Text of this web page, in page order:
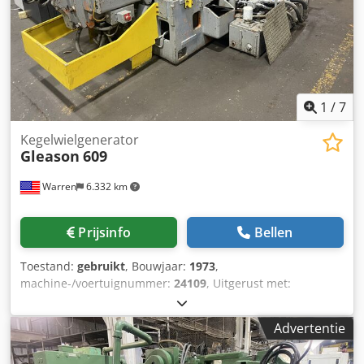
87,7 omw/min Voedingen (seconden/tand): 5 tot 34,3
Hoofdmotor: 10 pk, 1800 omw/min Hydraulische motor: 7,5
pk, 1800 omw/min Benodigde vloeroppervlakte: 118" x
86,5" Totale hoogte: 70" Geschat nettogewicht: 8.540 kg
Verzendgewicht (verpakt voor export): 9.300 kg
1 /7
Warren 6.332 km
Kegelwielgenerator
Gleason 609
Prijsinfo Bellen
Toestand: gebruikt, Bouwjaar: 1973,
machine-/voertuignummer: 24109, Uitgerust met:
Stukscheider Hydraulische werkstukspanning Spaanafvoer
Freeshouderbout Indexplaat Wisselwielen Hydraulisch
systeem Koelvloeistofsysteem Specificaties: Min. buitenste
conusafstand: 70 mm (2,75") Max. conusafstand: 254 mm
Advertentie